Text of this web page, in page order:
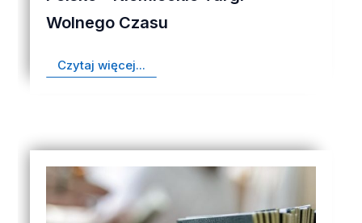
Wolnego Czasu
Czytaj więcej...